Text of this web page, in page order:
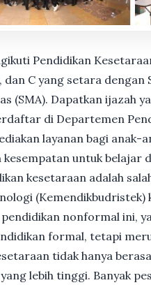
Pendidikan
C yang setara dengan
(SMA). Dapatkan ijazah
di Departemen
layanan bagi anak-
untuk belajar
kesetaraan adalah
nonformal ini,
formal, tetapi
tidak hanya
lebih tinggi. Banyak